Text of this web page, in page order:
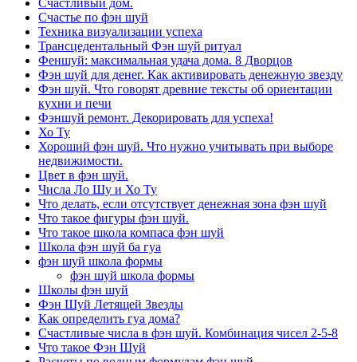
Счастливый дом.
Счастье по фэн шуй
Техника визуализации успеха
Трансцедентальный Фэн шуй ритуал
Феншуй: максимальная удача дома. 8 Дворцов
Фэн шуй для денег. Как активировать денежную звезду
Фэн шуй. Что говорят древние тексты об ориентации
кухни и печи
Фэншуй ремонт. Декорировать для успеха!
Хо Ту
Хороший фэн шуй. Что нужно учитывать при выборе
недвижимости.
Цвет в фэн шуй.
Числа Ло Шу и Хо Ту
Что делать, если отсутствует денежная зона фэн шуй
Что такое фигуры фэн шуй.
Что такое школа компаса фэн шуй
Школа фэн шуй ба гуа
фэн шуй школа формы
фэн шуй школа формы
Школы фэн шуй
Фэн Шуй Летящей Звезды
Как определить гуа дома?
Счастливые числа в фэн шуй. Комбинация чисел 2-5-8
Что такое Фэн Шуй